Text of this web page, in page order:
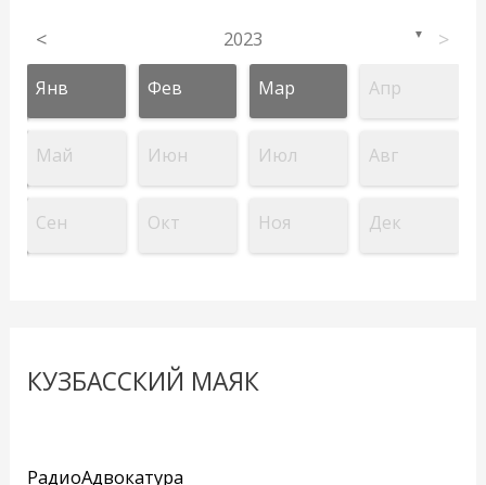
< 2023 ▼ >
Янв Фев Мар Апр
Май Июн Июл Авг
Сен Окт Ноя Дек
КУЗБАССКИЙ МАЯК
РадиоАдвокатура